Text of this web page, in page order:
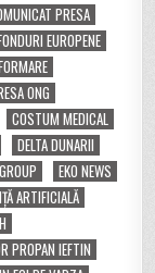
PRESA
EUROPENE
ONG
COSTUM MEDICAL
DELTA DUNARII
EKO NEWS
ARTIFICIALĂ
PROPAN IEFTIN